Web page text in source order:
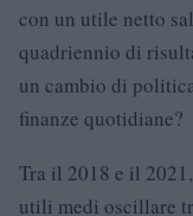
con un utile netto
quadriennio di
un cambio di
finanze quotidiane?
Tra il 2018 e il
utili medi oscillare